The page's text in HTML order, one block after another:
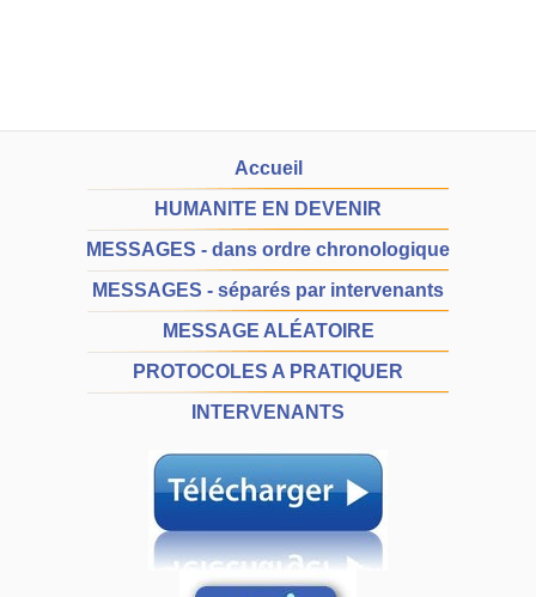
Accueil
HUMANITE EN DEVENIR
MESSAGES - dans ordre chronologique
MESSAGES - séparés par intervenants
MESSAGE ALÉATOIRE
PROTOCOLES A PRATIQUER
INTERVENANTS